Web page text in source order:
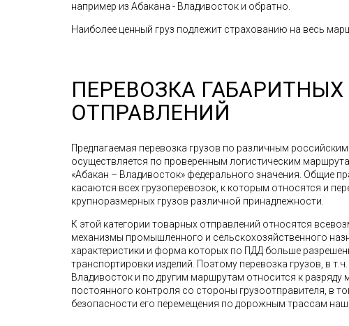
например из Абакана - Владивосток и обратно.
Наиболее ценный груз подлежит страхованию на весь
ПЕРЕВОЗКА ГАБАРИТНЫХ
ОТПРАВЛЕНИЙ
Предлагаемая перевозка грузов по различным
осуществляется по проверенным логистическим
«Абакан – Владивосток» федерального значения. Общие
касаются всех грузоперевозок, к которым относятся и
крупноразмерных грузов различной принадлежности.
К этой категории товарных отправлений относятся
механизмы промышленного и сельскохозяйственного
характеристики и форма которых по ПДД больше
транспортировки изделий. Поэтому перевозка грузов, в
Владивосток и по другим маршрутам относится к разряду
постоянного контроля со стороны грузоотправителя, в
безопасности его перемещения по дорожным трассам